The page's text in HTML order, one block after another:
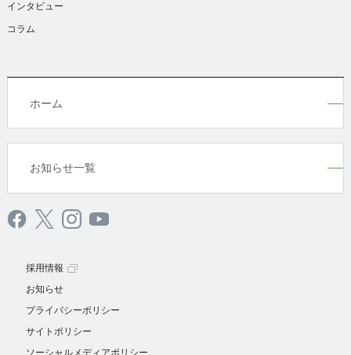
インタビュー
コラム
ホーム
お知らせ一覧
採用情報
お知らせ
プライバシーポリシー
サイトポリシー